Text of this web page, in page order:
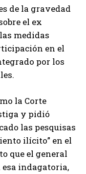
de la gravedad
el ex
medidas
en el
por los
la Corte
y pidió
las pesquisas
ilícito” en el
que el general
esa indagatoria,